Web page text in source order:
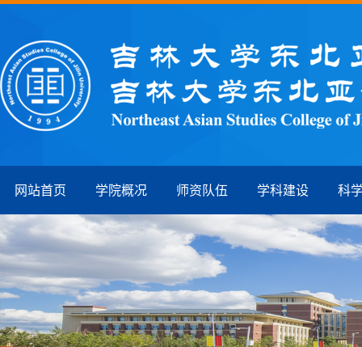
网站首页 学院概况 师资队伍 学科建设 科